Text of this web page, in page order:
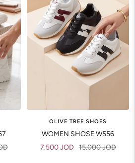
OLIVE TREE SHOES
WOMEN SHOSE W556
Sale
7.500 JOD Regular
15.000 JOD